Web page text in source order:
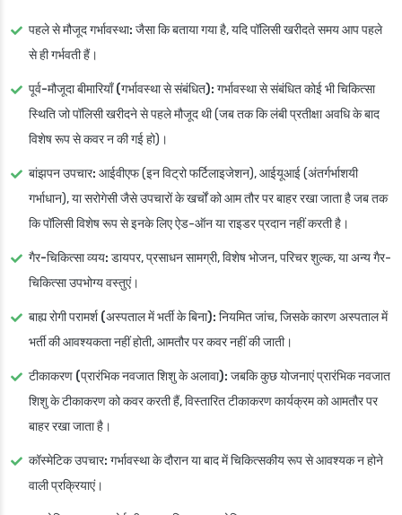
पहले से मौजूद गर्भावस्था: जैसा कि बताया गया है, यदि पॉलिसी खरीदते समय आप पहले
से ही गर्भवती हैं।
पूर्व-मौजूदा बीमारियाँ (गर्भावस्था से संबंधित): गर्भावस्था से संबंधित कोई भी चिकित्सा
स्थिति जो पॉलिसी खरीदने से पहले मौजूद थी (जब तक कि लंबी प्रतीक्षा अवधि के बाद
विशेष रूप से कवर न की गई हो)।
बांझपन उपचार: आईवीएफ (इन विट्रो फर्टिलाइजेशन), आईयूआई (अंतर्गर्भाशयी
गर्भाधान), या सरोगेसी जैसे उपचारों के खर्चों को आम तौर पर बाहर रखा जाता है जब तक
कि पॉलिसी विशेष रूप से इनके लिए ऐड-ऑन या राइडर प्रदान नहीं करती है।
गैर-चिकित्सा व्यय: डायपर, प्रसाधन सामग्री, विशेष भोजन, परिचर शुल्क, या अन्य गैर-
चिकित्सा उपभोग्य वस्तुएं।
बाह्य रोगी परामर्श (अस्पताल में भर्ती के बिना): नियमित जांच, जिसके कारण अस्पताल में
भर्ती की आवश्यकता नहीं होती, आमतौर पर कवर नहीं की जाती।
टीकाकरण (प्रारंभिक नवजात शिशु के अलावा): जबकि कुछ योजनाएं प्रारंभिक नवजात
शिशु के टीकाकरण को कवर करती हैं, विस्तारित टीकाकरण कार्यक्रम को आमतौर पर
बाहर रखा जाता है।
कॉस्मेटिक उपचार: गर्भावस्था के दौरान या बाद में चिकित्सकीय रूप से आवश्यक न होने
वाली प्रक्रियाएं।